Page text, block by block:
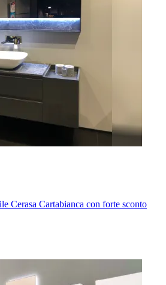
Cerasa Cartabianca con forte sconto